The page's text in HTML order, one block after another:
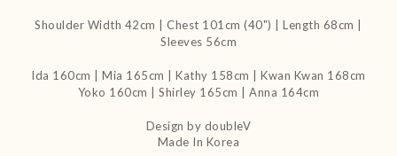
Shoulder Width 42cm | Chest 101cm (40") | Length 68cm |
Sleeves 56cm
Ida 160cm | Mia 165cm | Kathy 158cm |
Kwan Kwan 168cm
Yoko 160cm | Shirley 165cm
| Anna 164cm
Design by doubleV
Made In Korea